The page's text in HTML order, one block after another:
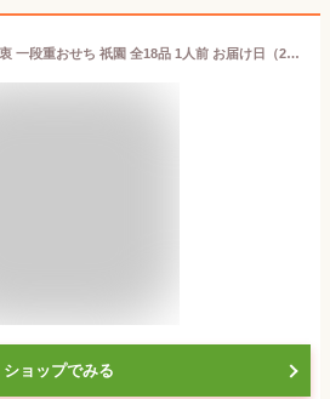
博多久松 定番和洋折衷 一段重おせち 祇園 全18品 1人前 お届け日（2026年12月28日着）
ショップでみる